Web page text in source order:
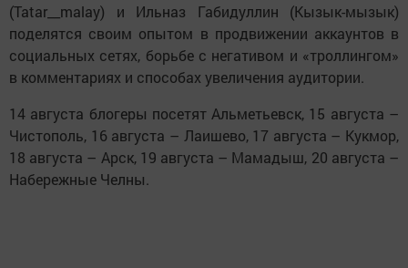
(Tatar__malay) и Ильназ Габидуллин (Кызык-мызык)
поделятся своим опытом в продвижении аккаунтов в
социальных сетях, борьбе с негативом и «троллингом»
в комментариях и способах увеличения аудитории.
14 августа блогеры посетят Альметьевск, 15 августа –
Чистополь, 16 августа – Лаишево, 17 августа – Кукмор,
18 августа – Арск, 19 августа – Мамадыш, 20 августа –
Набережные Челны.